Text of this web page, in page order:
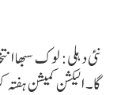
نئی دہلی: لوک سبھا